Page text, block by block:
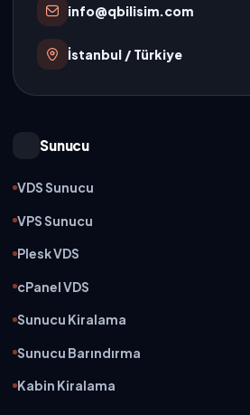
info@qbilisim.com
İstanbul / Türkiye
Sunucu
VDS Sunucu
VPS Sunucu
Plesk VDS
cPanel VDS
Sunucu Kiralama
Sunucu Barındırma
Kabin Kiralama